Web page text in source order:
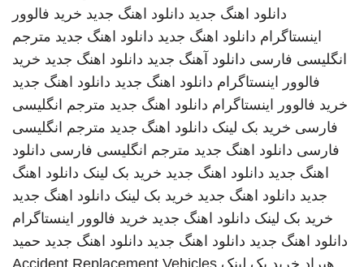
دانلود اهنگ جدید دانلود اهنگ جدید خرید فالوور
اینستاگرام دانلود اهنگ جدید دانلود اهنگ جدید مترجم
انگلیسی فارسی دانلود آهنگ جدید دانلود اهنگ جدید خرید
فالوور اینستاگرام دانلود اهنگ جدید دانلود اهنگ جدید
خرید فالوور اینستاگرام دانلود اهنگ جدید مترجم انگلیسی
فارسی خرید بک لینک دانلود اهنگ جدید مترجم انگلیسی
فارسی دانلود اهنگ جدید مترجم انگلیسی فارسی دانلود
اهنگ جدید دانلود اهنگ جدید خرید بک لینک دانلود اهنگ
جدید دانلود اهنگ جدید خرید بک لینک دانلود اهنگ جدید
خرید بک لینک دانلود اهنگ جدید خرید فالوور اینستاگرام
دانلود اهنگ جدید دانلود اهنگ جدید دانلود اهنگ جدید حمید
هیراد خرید بک لینک Accident Replacement Vehicles